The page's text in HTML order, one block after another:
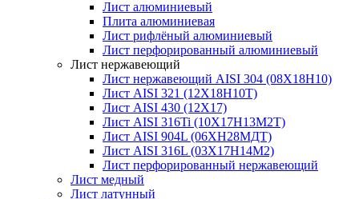
Лист алюминиевый
Плита алюминиевая
Лист рифлёный алюминиевый
Лист перфорированный алюминиевый
Лист нержавеющий
Лист нержавеющий AISI 304 (08Х18Н10)
Лист AISI 321 (12Х18Н10Т)
Лист AISI 430 (12Х17)
Лист AISI 316Ti (10Х17Н13М2Т)
Лист AISI 904L (06ХН28МДТ)
Лист AISI 316L (03Х17Н14М2)
Лист перфорированный нержавеющий
Лист медный
Лист латунный